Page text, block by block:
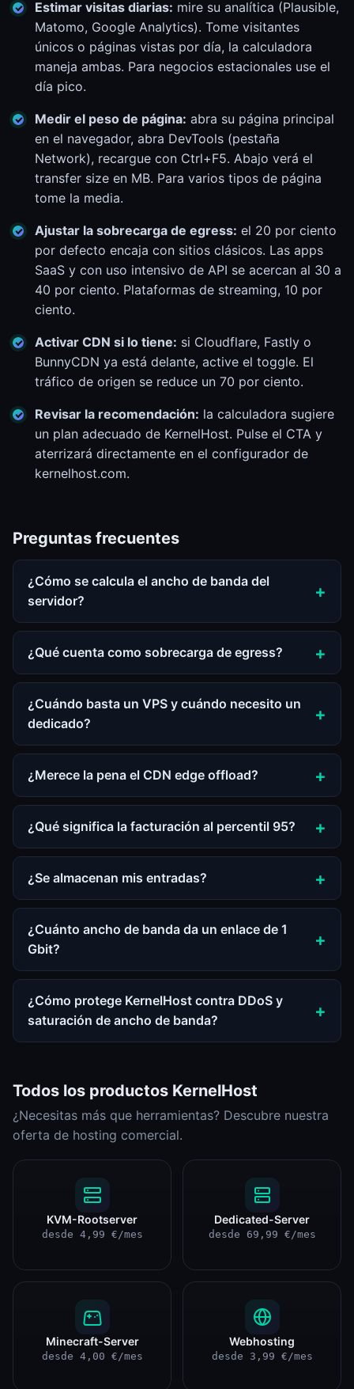
Estimar visitas diarias: mire su analítica (Plausible,
Matomo, Google Analytics). Tome visitantes
únicos o páginas vistas por día, la calculadora
maneja ambas. Para negocios estacionales use el
día pico.
Medir el peso de página: abra su página principal
en el navegador, abra DevTools (pestaña
Network), recargue con Ctrl+F5. Abajo verá el
transfer size en MB. Para varios tipos de página
tome la media.
Ajustar la sobrecarga de egress: el 20 por ciento
por defecto encaja con sitios clásicos. Las apps
SaaS y con uso intensivo de API se acercan al 30 a
40 por ciento. Plataformas de streaming, 10 por
ciento.
Activar CDN si lo tiene: si Cloudflare, Fastly o
BunnyCDN ya está delante, active el toggle. El
tráfico de origen se reduce un 70 por ciento.
Revisar la recomendación: la calculadora sugiere
un plan adecuado de KernelHost. Pulse el CTA y
aterrizará directamente en el configurador de
kernelhost.com.
Preguntas frecuentes
¿Cómo se calcula el ancho de banda del
servidor?
¿Qué cuenta como sobrecarga de egress?
¿Cuándo basta un VPS y cuándo necesito un
dedicado?
¿Merece la pena el CDN edge offload?
¿Qué significa la facturación al percentil 95?
¿Se almacenan mis entradas?
¿Cuánto ancho de banda da un enlace de 1
Gbit?
¿Cómo protege KernelHost contra DDoS y
saturación de ancho de banda?
Todos los productos KernelHost
¿Necesitas más que herramientas? Descubre nuestra
oferta de hosting comercial.
KVM-Rootserver
desde 4,99 €/mes
Dedicated-Server
desde 69,99 €/mes
Minecraft-Server
desde 4,00 €/mes
Webhosting
desde 3,99 €/mes